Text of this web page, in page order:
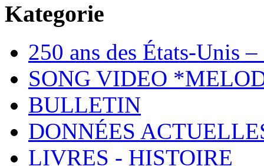
Kategorie
250 ans des États-Unis
SONG VIDEO
BULLETIN
DONNÉES
LIVRES - HISTOIRE